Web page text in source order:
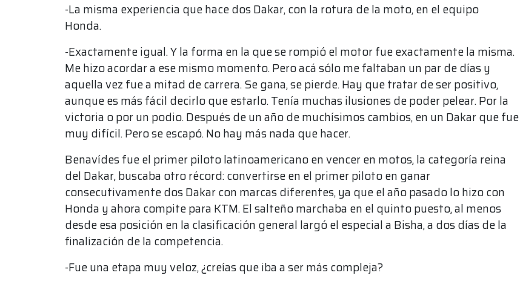
-La misma experiencia que hace dos Dakar, con la rotura de la moto, en el equipo
Honda.
-Exactamente igual. Y la forma en la que se rompió el motor fue exactamente la misma.
Me hizo acordar a ese mismo momento. Pero acá sólo me faltaban un par de días y
aquella vez fue a mitad de carrera. Se gana, se pierde. Hay que tratar de ser positivo,
aunque es más fácil decirlo que estarlo. Tenía muchas ilusiones de poder pelear. Por la
victoria o por un podio. Después de un año de muchísimos cambios, en un Dakar que fue
muy difícil. Pero se escapó. No hay más nada que hacer.
Benavídes fue el primer piloto latinoamericano en vencer en motos, la categoría reina
del Dakar, buscaba otro récord: convertirse en el primer piloto en ganar
consecutivamente dos Dakar con marcas diferentes, ya que el año pasado lo hizo con
Honda y ahora compite para KTM. El salteño marchaba en el quinto puesto, al menos
desde esa posición en la clasificación general largó el especial a Bisha, a dos días de la
finalización de la competencia.
-Fue una etapa muy veloz, ¿creías que iba a ser más compleja?